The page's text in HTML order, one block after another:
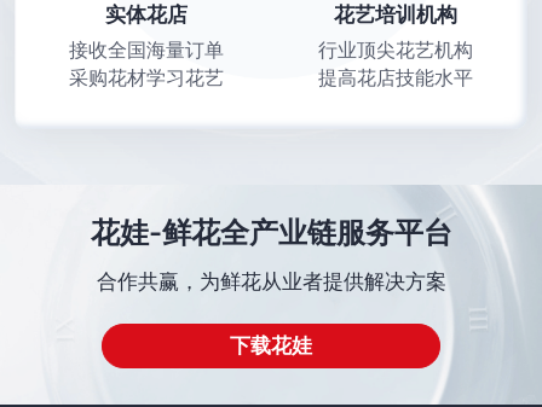
实体花店
接收全国海量订单
采购花材学习花艺
花艺培训机构
行业顶尖花艺机构
提高花店技能水平
花娃-鲜花全产业链服务平台
合作共赢，为鲜花从业者提供解决方案
下载花娃